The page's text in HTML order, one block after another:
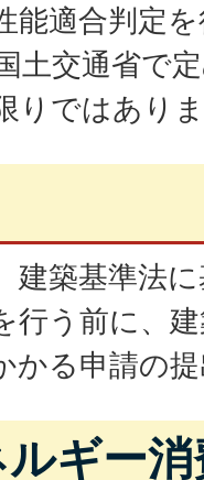
能適合判定
土交通省で
りではあり
建築基準法
行う前に、
かる申請の
ギー